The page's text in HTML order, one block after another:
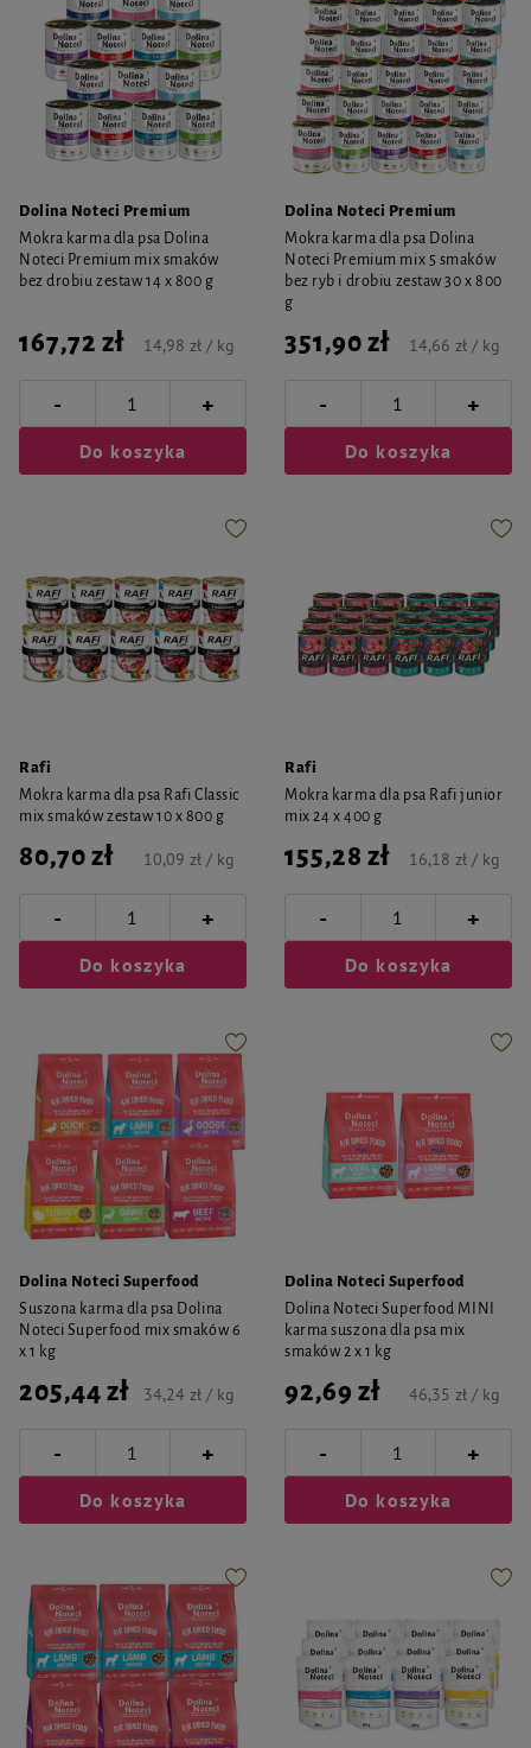
Dolina Noteci Premium
Mokra karma dla psa Dolina
Noteci Premium mix smaków
bez drobiu zestaw 14 x 800 g
167,72 zł 14,98 zł / kg
- +
Do koszyka
Dolina Noteci Premium
Mokra karma dla psa Dolina
Noteci Premium mix 5 smaków
bez ryb i drobiu zestaw 30 x 800
g
351,90 zł 14,66 zł / kg
- +
Do koszyka
Rafi
Mokra karma dla psa Rafi Classic
mix smaków zestaw 10 x 800 g
80,70 zł 10,09 zł / kg
- +
Do koszyka
Rafi
Mokra karma dla psa Rafi junior
mix 24 x 400 g
155,28 zł 16,18 zł / kg
- +
Do koszyka
Dolina Noteci Superfood
Suszona karma dla psa Dolina
Noteci Superfood mix smaków 6
x 1 kg
205,44 zł 34,24 zł / kg
- +
Do koszyka
Dolina Noteci Superfood
Dolina Noteci Superfood MINI
karma suszona dla psa mix
smaków 2 x 1 kg
92,69 zł 46,35 zł / kg
- +
Do koszyka